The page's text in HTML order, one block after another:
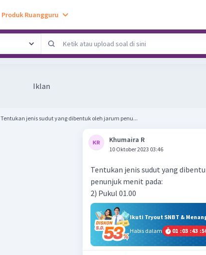
Produk Ruangguru
Iklan
Tentukan jenis sudut yang dibentuk oleh jarum penu...
Khumaira R
10 Oktober 2023 03:46
Tentukan jenis sudut yang
penunjuk menit pada:
2) Pukul 01.00
Ikuti Tryout SNBT &
Habis dalam
01 :03 :43 :